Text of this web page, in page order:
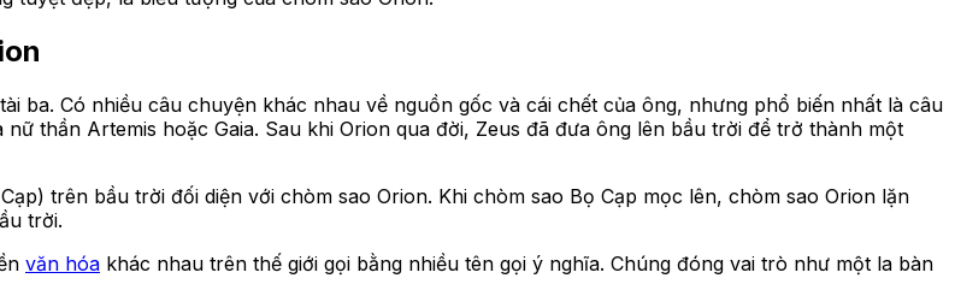
ba. Có nhiều câu chuyện khác nhau về nguồn gốc và cái chết của ông, nhưng phổ biến nhất là câu
thần Artemis hoặc Gaia. Sau khi Orion qua đời, Zeus đã đưa ông lên bầu trời để trở thành một
trên bầu trời đối diện với chòm sao Orion. Khi chòm sao Bọ Cạp mọc lên, chòm sao Orion lặn
trời.
văn hóa khác nhau trên thế giới gọi bằng nhiều tên gọi ý nghĩa. Chúng đóng vai trò như một la bàn